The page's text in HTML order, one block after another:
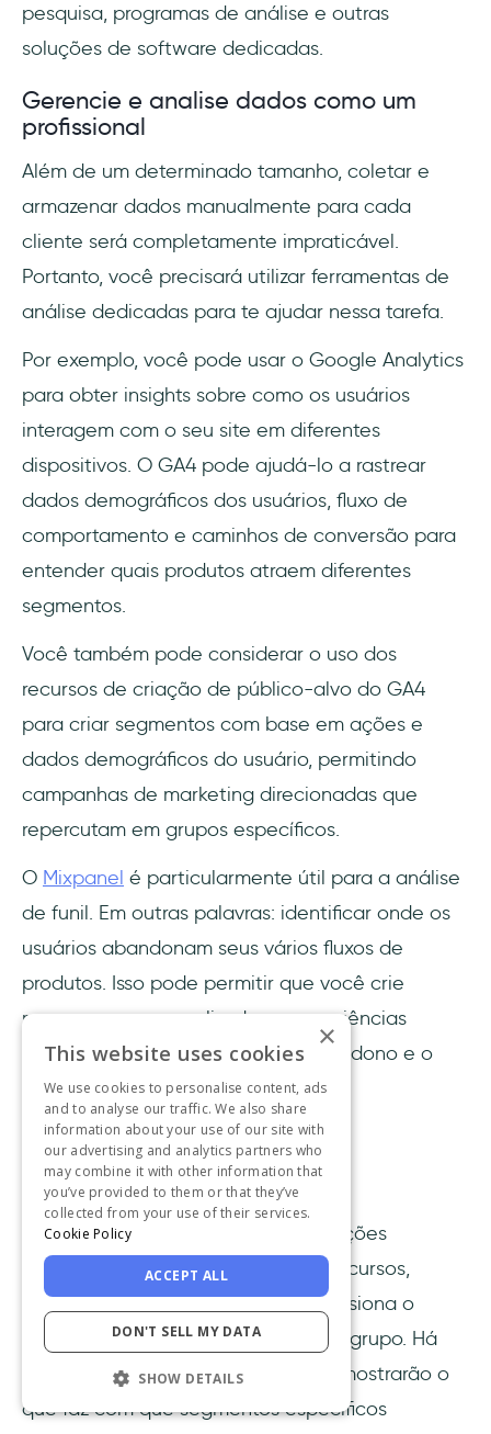
pesquisa, programas de análise e outras
soluções de software dedicadas.
Gerencie e analise dados como um
profissional
Além de um determinado tamanho, coletar e
armazenar dados manualmente para cada
cliente será completamente impraticável.
Portanto, você precisará utilizar ferramentas de
análise dedicadas para te ajudar nessa tarefa.
Por exemplo, você pode usar o Google Analytics
para obter insights sobre como os usuários
interagem com o seu site em diferentes
dispositivos. O GA4 pode ajudá-lo a rastrear
dados demográficos dos usuários, fluxo de
comportamento e caminhos de conversão para
entender quais produtos atraem diferentes
segmentos.
Você também pode considerar o uso dos
recursos de criação de público-alvo do GA4
para criar segmentos com base em ações e
dados demográficos do usuário, permitindo
campanhas de marketing direcionadas que
repercutam em grupos específicos.
O Mixpanel é particularmente útil para a análise
de funil. Em outras palavras: identificar onde os
usuários abandonam seus vários fluxos de
produtos. Isso pode permitir que você crie
mensagens personalizadas e experiências
personalizadas que reduzam o abandono e o
churn para cada segmento.
O Amplitude permite rastrear interações
específicas de usuários com seus recursos,
ajudando-o a entender o que impulsiona o
engajamento dos usuários de cada grupo. Há
também análises de retenção que mostrarão o
que faz com que segmentos específicos
×
This website uses cookies
We use cookies to personalise content, ads
and to analyse our traffic. We also share
information about your use of our site with
our advertising and analytics partners who
may combine it with other information that
you’ve provided to them or that they’ve
collected from your use of their services.
Cookie Policy
ACCEPT ALL
DON'T SELL MY DATA
SHOW DETAILS